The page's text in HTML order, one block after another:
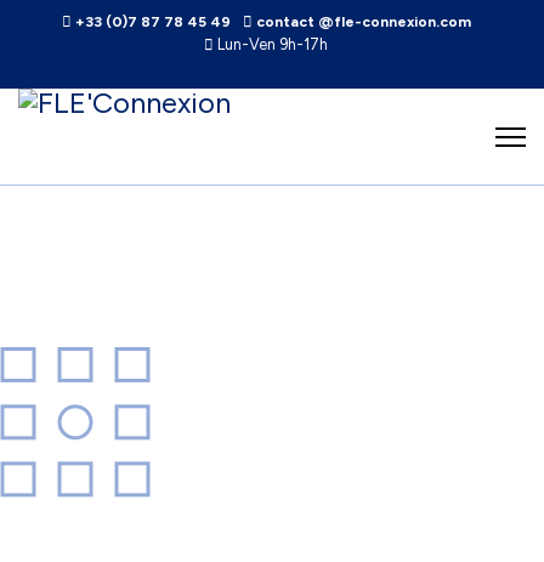
+33 (0)7 87 78 45 49 contact @fle-connexion.com
Lun-Ven 9h-17h